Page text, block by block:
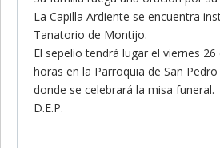
La Capilla Ardiente se encuentra
Tanatorio de Montijo.
El sepelio tendrá lugar el viernes
horas en la Parroquia de San
donde se celebrará la misa funeral.
D.E.P.